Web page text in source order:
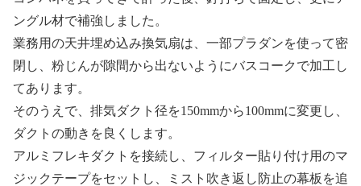
ングル材で補強しました。
業務用の天井埋め込み換気扇は、一部プラダンを使って密
閉し、粉じんが隙間から出ないようにバスコークで加工し
てあります。
そのうえで、排気ダクト径を150mmから100mmに変更し、
ダクトの動きを良くします。
アルミフレキダクトを接続し、フィルター貼り付け用のマ
ジックテープをセットし、ミスト吹き返し防止の幕板を追